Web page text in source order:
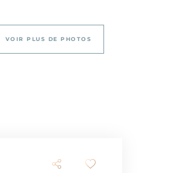
VOIR PLUS DE PHOTOS